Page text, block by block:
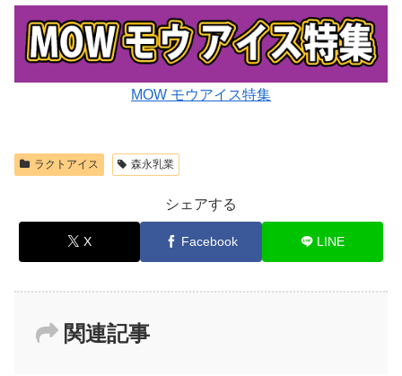
MOW モウアイス特集
ラクトアイス 森永乳業
シェアする
X Facebook LINE
関連記事